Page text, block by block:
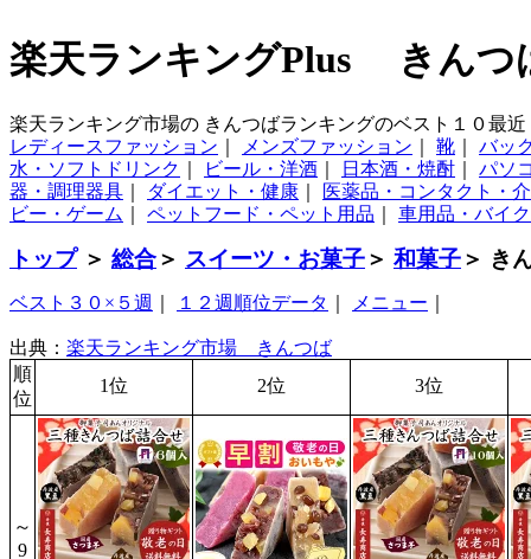
楽天ランキングPlus きんつ
楽天ランキング市場の きんつばランキングのベスト１０最
レディースファッション
メンズファッション 靴
バッ
水・ソフトドリンク
ビール・洋酒 日本酒・焼酎
パソ
器・調理器具
ダイエット・健康
医薬品・コンタクト・
ビー・ゲーム
ペットフード・ペット用品 車用品・バイ
トップ＞ 総合＞ スイーツ・お菓子＞ 和菓子＞ き
ベスト３０×５週 １２週順位データ メニュー
出典： 楽天ランキング市場 きんつば
順
位
1位 2位 3位
～
9